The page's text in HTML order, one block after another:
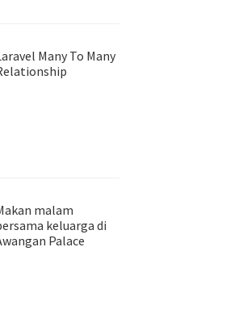
Many To Many
malam
keluarga di
Palace